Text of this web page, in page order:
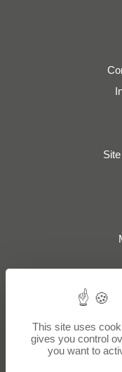
Liste des
Liste des adresses
-Création ou
Sites partenaires:
This site uses
gives you control
you want to